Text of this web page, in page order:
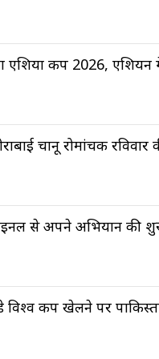
एशिया कप 2026,
चानू रोमांचक
से अपने अभियान की
विश्व कप खेलने पर